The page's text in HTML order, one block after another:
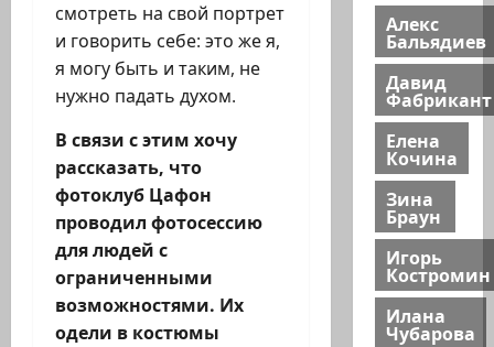
смотреть на свой портрет
и говорить себе: это же я,
я могу быть и таким, не
нужно падать духом.
В связи с этим хочу
рассказать, что
фотоклуб Цафон
проводил фотосессию
для людей с
ограниченными
возможностями. Их
одели в костюмы
Алекс
Бальядиев
Давид
Фабрикант
Елена
Кочина
Зина
Браун
Игорь
Костромин
Илана
Чубарова